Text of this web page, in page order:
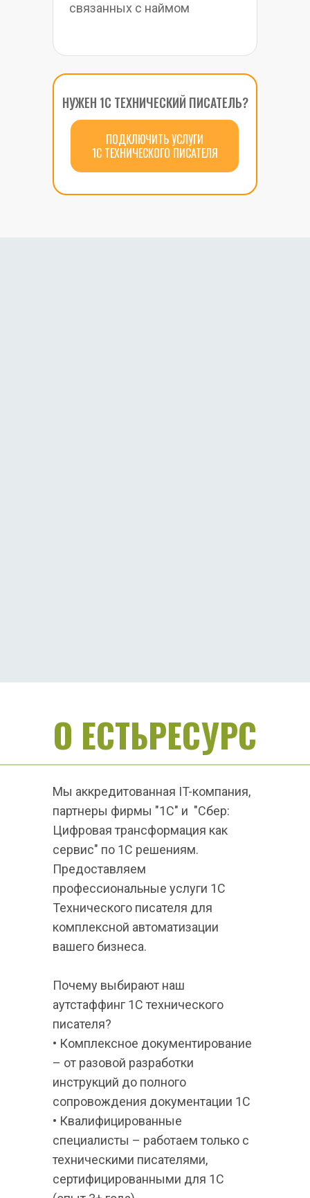
связанных с наймом
НУЖЕН 1С ТЕХНИЧЕСКИЙ ПИСАТЕЛЬ?
ПОДКЛЮЧИТЬ УСЛУГИ
1С ТЕХНИЧЕСКОГО ПИСАТЕЛЯ
О ЕСТЬРЕСУРС
Мы аккредитованная IT-компания,
партнеры фирмы "1C" и  "Сбер:
Цифровая трансформация как
сервис" по 1С решениям.
Предоставляем
профессиональные услуги 1С
Технического писателя для
комплексной автоматизации
вашего бизнеса.
Почему выбирают наш
аутстаффинг 1С технического
писателя?
• Комплексное документирование
– от разовой разработки
инструкций до полного
сопровождения документации 1С
• Квалифицированные
специалисты – работаем только с
техническими писателями,
сертифицированными для 1С